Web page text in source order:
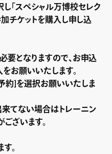
し「スペシャル万博校セレク
チケットを購入し申し込
要となりますので、お申込
お願いいたします。
約]を選択お願いいたしま
来てない場合はトレーニン
ざいます。
。